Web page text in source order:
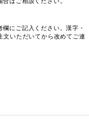
にご記入ください。漢字・
文いただいてから改めてご連